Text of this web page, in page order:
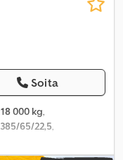
Soita
18 000 kg,
385/65/22,5,